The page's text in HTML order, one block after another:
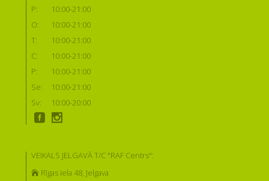
P:
10:00-21:00
O:
10:00-21:00
T:
10:00-21:00
C:
10:00-21:00
P:
10:00-21:00
Se:
10:00-21:00
Sv:
10:00-20:00
VEIKALS JELGAVĀ T/C "RAF Centrs":
Rīgas iela 48, Jelgava